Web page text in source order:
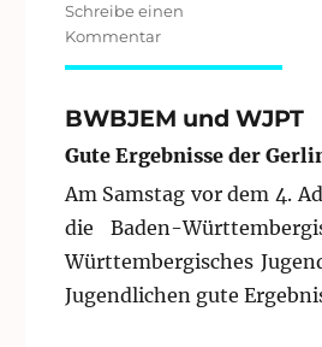
Schreibe einen
Kommentarzu
WAM
WJPT
14.06.2026
in
Altbach
BWBJEM und WJPT
Gute Ergebnisse der
Am Samstag vor dem 4.
die Baden-
Württembergisches
Jugendlichen gute